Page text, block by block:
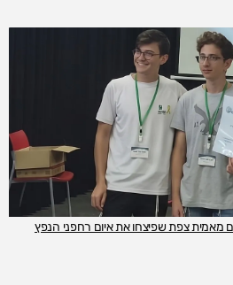
מאמית צפת שפיצחו את איום רחפני הנפץ